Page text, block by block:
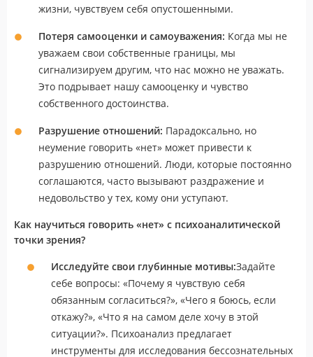
жизни, чувствуем себя опустошенными.
Потеря самооценки и самоуважения: Когда мы не
уважаем свои собственные границы, мы
сигнализируем другим, что нас можно не уважать.
Это подрывает нашу самооценку и чувство
собственного достоинства.
Разрушение отношений: Парадоксально, но
неумение говорить «нет» может привести к
разрушению отношений. Люди, которые постоянно
соглашаются, часто вызывают раздражение и
недовольство у тех, кому они уступают.
Как научиться говорить «нет» с психоаналитической
точки зрения?
Исследуйте свои глубинные мотивы:Задайте
себе вопросы: «Почему я чувствую себя
обязанным согласиться?», «Чего я боюсь, если
откажу?», «Что я на самом деле хочу в этой
ситуации?». Психоанализ предлагает
инструменты для исследования бессознательных